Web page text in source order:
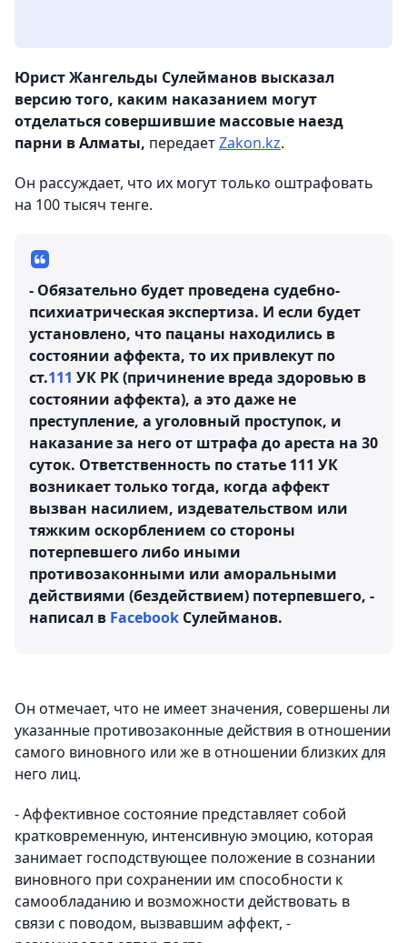
Юрист Жангельды Сулейманов высказал
версию того, каким наказанием могут
отделаться совершившие массовые наезд
парни в Алматы, передаетZakon.kz.
Он рассуждает, что их могут только оштрафовать
на 100 тысяч тенге.
- Обязательно будет проведена судебно-
психиатрическая экспертиза. И если будет
установлено, что пацаны находились в
состоянии аффекта, то их привлекут по
ст.111 УК РК (причинение вреда здоровью в
состоянии аффекта), а это даже не
преступление, а уголовный проступок, и
наказание за него от штрафа до ареста на 30
суток. Ответственность по статье 111 УК
возникает только тогда, когда аффект
вызван насилием, издевательством или
тяжким оскорблением со стороны
потерпевшего либо иными
противозаконными или аморальными
действиями (бездействием) потерпевшего, -
написал в Facebook Сулейманов.
Он отмечает, что не имеет значения, совершены ли
указанные противозаконные действия в отношении
самого виновного или же в отношении близких для
него лиц.
- Аффективное состояние представляет собой
кратковременную, интенсивную эмоцию, которая
занимает господствующее положение в сознании
виновного при сохранении им способности к
самообладанию и возможности действовать в
связи с поводом, вызвавшим аффект, -